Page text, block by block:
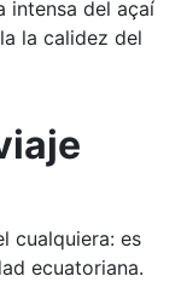
intensa del açaí
la calidez del
cualquiera: es
ecuatoriana.